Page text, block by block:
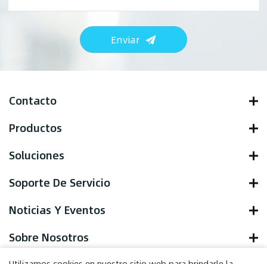
Enviar
Contacto
Productos
Soluciones
Soporte De Servicio
Noticias Y Eventos
Sobre Nosotros